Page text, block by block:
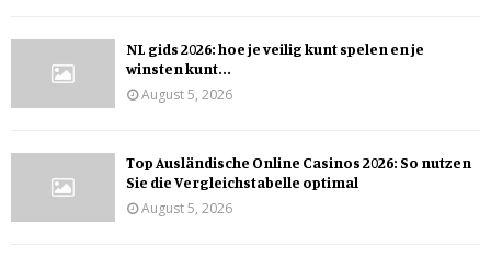
NL gids 2026: hoe je veilig kunt spelen en je
winsten kunt...
August 5, 2026
Top Ausländische Online Casinos 2026: So nutzen
Sie die Vergleichstabelle optimal
August 5, 2026